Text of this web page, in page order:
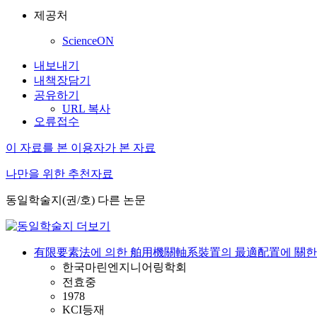
제공처
ScienceON
내보내기
내책장담기
공유하기
URL 복사
오류접수
이 자료를 본 이용자가 본 자료
나만을 위한 추천자료
동일학술지(권/호) 다른 논문
有限要素法에 의한 舶用機關軸系裝置의 最適配置에 關
한국마린엔지니어링학회
전효중
1978
KCI등재